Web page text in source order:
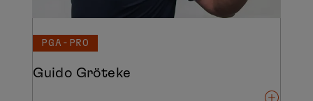
PGA-PRO
Guido Gröteke